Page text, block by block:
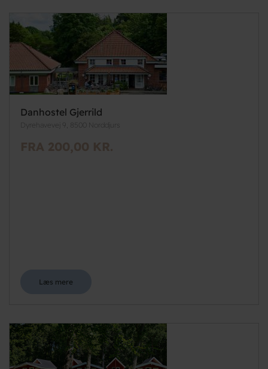
Danhostel Gjerrild
Dyrehavevej 9, 8500 Norddjurs
FRA 200,00 KR.
Læs mere